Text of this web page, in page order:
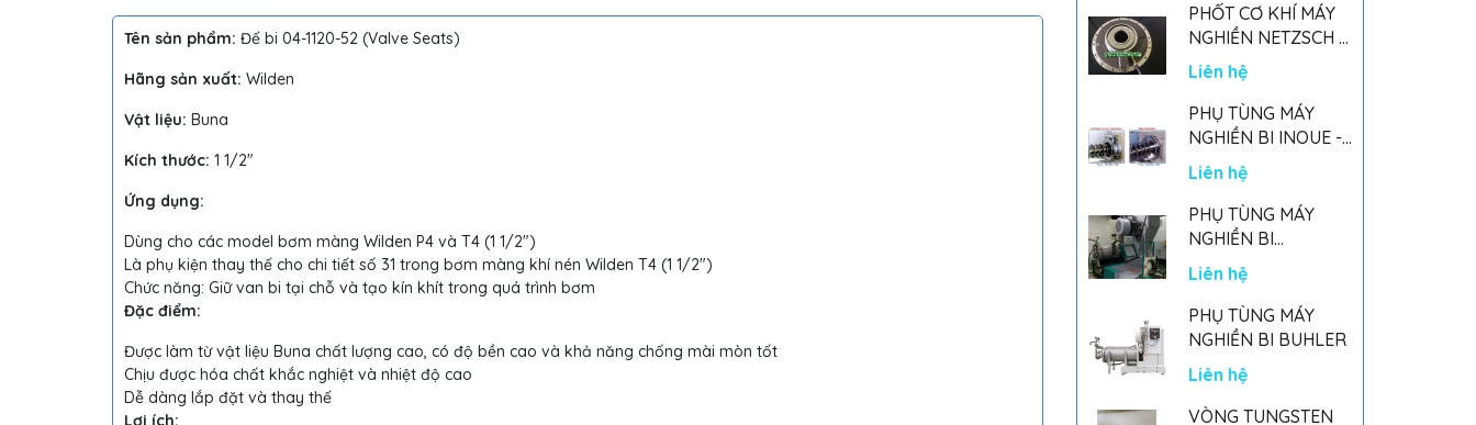
Tên sản phẩm: Đế bi 04-1120-52 (Valve Seats)
Hãng sản xuất: Wilden
Vật liệu: Buna
Kích thước: 1 1/2"
Ứng dụng:
Dùng cho các model bơm màng Wilden P4 và T4 (1 1/2")
Là phụ kiện thay thế cho chi tiết số 31 trong bơm màng khí nén Wilden T4 (1 1/2")
Chức năng: Giữ van bi tại chỗ và tạo kín khít trong quá trình bơm
Đặc điểm:
Được làm từ vật liệu Buna chất lượng cao, có độ bền cao và khả năng chống mài mòn tốt
Chịu được hóa chất khắc nghiệt và nhiệt độ cao
Dễ dàng lắp đặt và thay thế
Lợi ích:
PHỐT CƠ KHÍ MÁY
NGHIỀN NETZSCH -
GERMANY
Liên hệ
PHỤ TÙNG MÁY
NGHIỀN BI INOUE -
PARTS FOR MHGII-
50 MIGHTY MILL
MARK II
Liên hệ
PHỤ TÙNG MÁY
NGHIỀN BI
NETSZCH
Liên hệ
PHỤ TÙNG MÁY
NGHIỀN BI BUHLER
Liên hệ
VÒNG TUNGSTEN